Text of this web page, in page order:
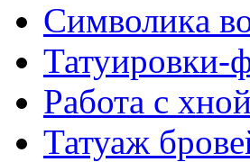
Символикa
Татуировки-
Работa с хнoй
Татуаж